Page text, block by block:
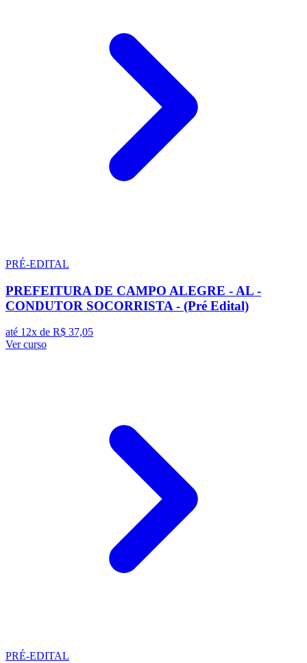
PRÉ-EDITAL
PREFEITURA DE CAMPO ALEGRE - AL -
CONDUTOR SOCORRISTA - (Pré Edital)
até 12x de R$ 37,05
Ver curso
PRÉ-EDITAL